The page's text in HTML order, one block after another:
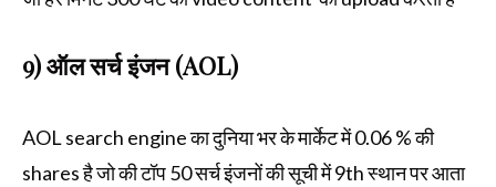
9) ऑल सर्च इंजन (AOL)
AOL search engine का दुनिया भर के मार्केट में 0.06 % की
shares है जो की टॉप 50 सर्च इंजनों की सूची में 9th स्थान पर आता